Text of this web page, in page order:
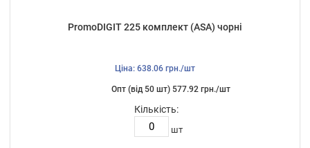
PromoDIGIT 225 комплект (ASA) чорні
Ціна: 638.06 грн./шт
Опт (від 50 шт) 577.92 грн./шт
Кількість:
шт